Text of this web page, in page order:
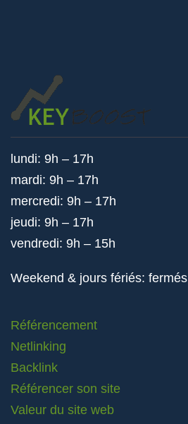
lundi: 9h – 17h
mardi: 9h – 17h
mercredi: 9h – 17h
jeudi: 9h – 17h
vendredi: 9h – 15h
Weekend & jours fériés: fermés
Référencement
Netlinking
Backlink
Référencer son site
Valeur du site web